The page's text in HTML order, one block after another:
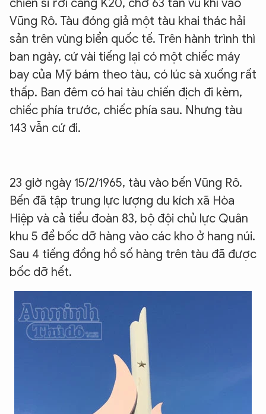
chiến sĩ rời cảng K20, chở 63 tấn vũ khí vào
Vũng Rô. Tàu đóng giả một tàu khai thác hải
sản trên vùng biển quốc tế. Trên hành trình thì
ban ngày, cứ vài tiếng lại có một chiếc máy
bay của Mỹ bám theo tàu, có lúc sà xuống rất
thấp. Ban đêm có hai tàu chiến địch đi kèm,
chiếc phía trước, chiếc phía sau. Nhưng tàu
143 vẫn cứ đi.
23 giờ ngày 15/2/1965, tàu vào bến Vũng Rô.
Bến đã tập trung lực lượng du kích xã Hòa
Hiệp và cả tiểu đoàn 83, bộ đội chủ lực Quân
khu 5 để bốc dỡ hàng vào các kho ở hang núi.
Sau 4 tiếng đồng hồ số hàng trên tàu đã được
bốc dỡ hết.